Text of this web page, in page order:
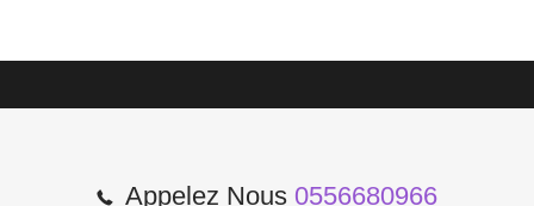
Appelez Nous 0556680966